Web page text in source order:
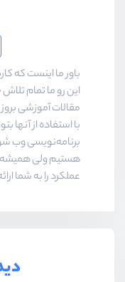
باور ما اینست که
این رو ما تمام
مقالات آموزشی بروز
با استفاده از آنها
برنامه‌نویسی وب
هستیم ولی همیشه
عملکرد را به شما